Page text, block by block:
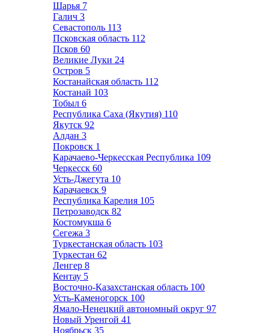
Шарья 7
Галич 3
Севастополь 113
Псковская область 112
Псков 60
Великие Луки 24
Остров 5
Костанайская область 112
Костанай 103
Тобыл 6
Республика Саха (Якутия) 110
Якутск 92
Алдан 3
Покровск 1
Карачаево-Черкесская Республика 109
Черкесск 60
Усть-Джегута 10
Карачаевск 9
Республика Карелия 105
Петрозаводск 82
Костомукша 6
Сегежа 3
Туркестанская область 103
Туркестан 62
Ленгер 8
Кентау 5
Восточно-Казахстанская область 100
Усть-Каменогорск 100
Ямало-Ненецкий автономный округ 97
Новый Уренгой 41
Ноябрьск 35